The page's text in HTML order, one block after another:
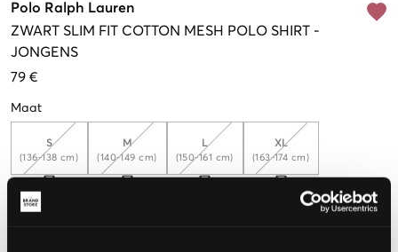
Polo Ralph Lauren
ZWART SLIM FIT COTTON MESH POLO SHIRT -
JONGENS
79 €
Maat
S
(136-138 cm)
M
(140-149 cm)
L
(150-161 cm)
XL
(163-174 cm)